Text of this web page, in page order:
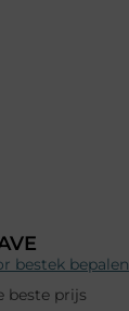
bestek bepalen
beste prijs